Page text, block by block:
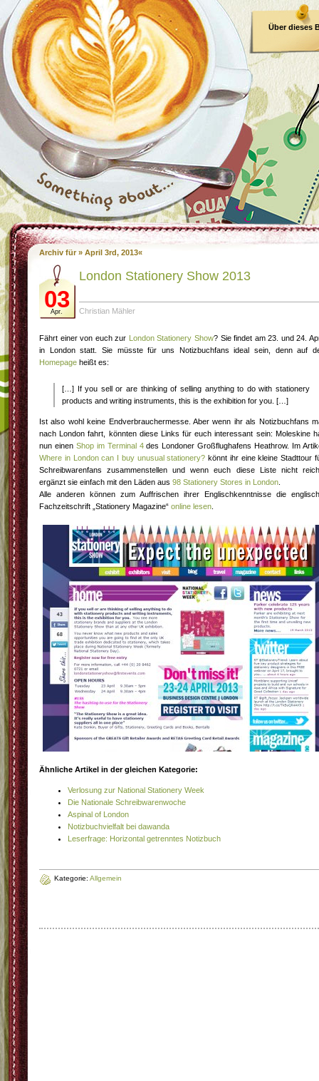
Über dieses
Archiv für » April 3rd, 2013«
03
Apr.
London Stationery Show 2013
Christian Mähler
Fährt einer von euch zur London Stationery Show? Sie findet am 23. und 24.
in London statt. Sie müsste für uns Notizbuchfans ideal sein, denn auf
Homepage heißt es:
[…] If you sell or are thinking of selling anything to do with stationery
products and writing instruments, this is the exhibition for you. […]
Ist also wohl keine Endverbrauchermesse. Aber wenn ihr als Notizbuchfans
nach London fahrt, könnten diese Links für euch interessant sein: Moleskine
nun einen Shop im Terminal 4des Londoner Großflughafens Heathrow. Im
Where in London can I buy unusual stationery? könnt ihr eine kleine Stadttour
Schreibwarenfans zusammenstellen und wenn euch diese Liste nicht
ergänzt sie einfach mit den Läden aus 98 Stationery Stores in London
Alle anderen können zum Auffrischen ihrer Englischkenntnisse die
Fachzeitschrift „Stationery Magazine“ online lesen
Ähnliche Artikel in der gleichen Kategorie:
Verlosung zur National Stationery Week
Die Nationale Schreibwarenwoche
Aspinal of London
Notizbuchvielfalt bei dawanda
Leserfrage: Horizontal getrenntes Notizbuch
Kategorie: Allgemein